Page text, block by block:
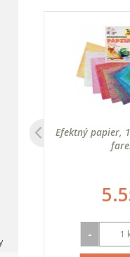
Efektný papier,
-